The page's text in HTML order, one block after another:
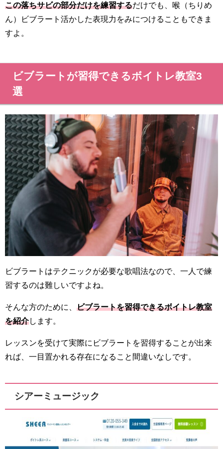
この落ちサビの部分だけを練習するだけでも、喉（ちりめ
ん）ビブラート活かした表現力をみにつけることもできま
すよ。
ビブラートが習得できるボイトレ教室3
選
ビブラートはテクニックが必要な歌唱法なので、一人で練
習するのは難しいですよね。
そんな方のために、 ビブラートを習得できるボイトレ教室
を紹介します。
レッスンを受けて実際にビブラートを習得することが出来
れば、一目置かれる存在になること間違いなしです。
シアーミュージック